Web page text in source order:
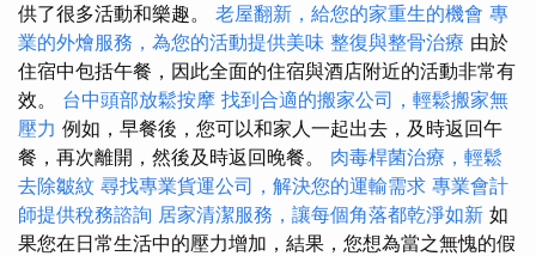
供了很多活動和樂趣。 老屋翻新，給您的家重生的機會 專
業的外燴服務，為您的活動提供美味 整復與整骨治療 由於
住宿中包括午餐，因此全面的住宿與酒店附近的活動非常有
效。 台中頭部放鬆按摩 找到合適的搬家公司，輕鬆搬家無
壓力 例如，早餐後，您可以和家人一起出去，及時返回午
餐，再次離開，然後及時返回晚餐。 肉毒桿菌治療，輕鬆
去除皺紋 尋找專業貨運公司，解決您的運輸需求 專業會計
師提供稅務諮詢 居家清潔服務，讓每個角落都乾淨如新 如
果您在日常生活中的壓力增加，結果，您想為當之無愧的假